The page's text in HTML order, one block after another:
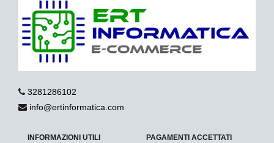
3281286102
info@ertinformatica.com
INFORMAZIONI UTILI PAGAMENTI ACCETTATI